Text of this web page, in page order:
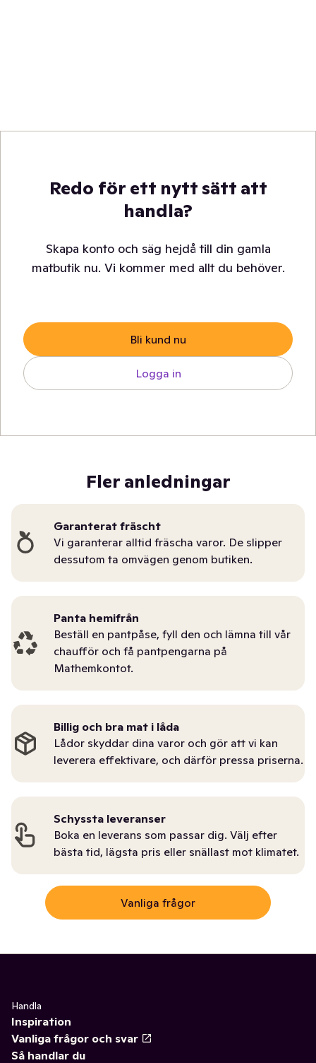
Redo för ett nytt sätt att
handla?
Skapa konto och säg hejdå till din gamla
matbutik nu. Vi kommer med allt du behöver.
Bli kund nu
Logga in
Fler anledningar
Garanterat fräscht
Vi garanterar alltid fräscha varor. De slipper
dessutom ta omvägen genom butiken.
Panta hemifrån
Beställ en pantpåse, fyll den och lämna till vår
chaufför och få pantpengarna på
Mathemkontot.
Billig och bra mat i låda
Lådor skyddar dina varor och gör att vi kan
leverera effektivare, och därför pressa priserna.
Schyssta leveranser
Boka en leverans som passar dig. Välj efter
bästa tid, lägsta pris eller snällast mot klimatet.
Vanliga frågor
Handla
Inspiration
Vanliga frågor och svar
Så handlar du